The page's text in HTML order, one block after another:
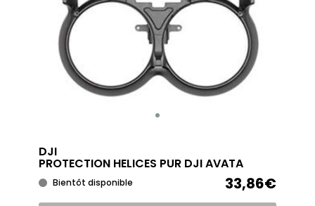
DJI
PROTECTION HELICES PUR DJI AVATA
Bientôt disponible 33,86€